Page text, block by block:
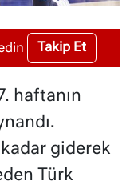
Takip Et
haftanın
giderek
Türk